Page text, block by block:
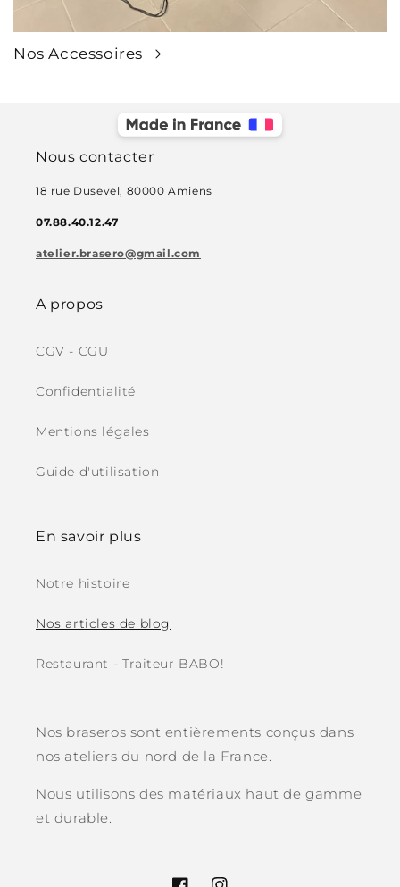
Nos Accessoires
Nous contacter
18 rue Dusevel, 80000 Amiens
07.88.40.12.47
atelier.brasero@gmail.com
A propos
CGV - CGU
Confidentialité
Mentions légales
Guide d'utilisation
En savoir plus
Notre histoire
Nos articles de blog
Restaurant - Traiteur BABO!
Nos braseros sont entièrements conçus dans
nos ateliers du nord de la France.
Nous utilisons des matériaux haut de gamme
et durable.